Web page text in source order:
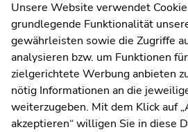
Kommunikation und
Moodle
UNIGRAZonline
Impressum
Datenschutzerklärung
Cookie-Einstellungen
Barrierefreiheitserklärung
Unsere Website verwendet
grundlegende Funktionalität
gewährleisten sowie die Zugriffe
analysieren bzw. um Funktionen
zielgerichtete Werbung anbieten
nötig Informationen an die
weiterzugeben. Mit dem Klick auf
akzeptieren“ willigen Sie in diese